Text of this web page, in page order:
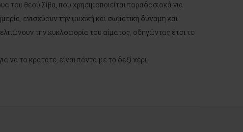
του θεού Σίβα, που χρησιμοποιείται παραδοσιακά για
ενισχύουν την ψυχική και σωματική δύναμη και
την κυκλοφορία του αίματος, οδηγώντας έτσι το
τα κρατάτε, είναι πάντα με το δεξί χέρι.